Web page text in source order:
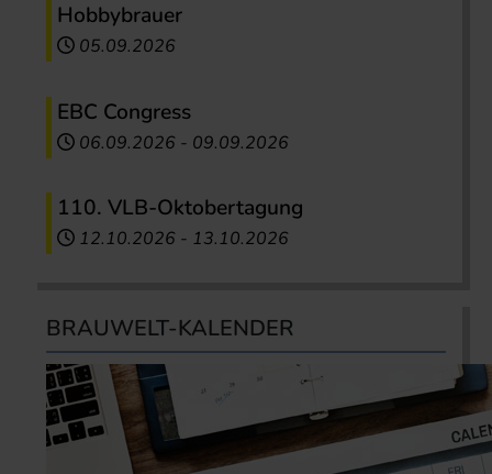
Hobbybrauer
05.09.2026
EBC Congress
06.09.2026 - 09.09.2026
110. VLB-Oktobertagung
12.10.2026 - 13.10.2026
BRAUWELT-KALENDER